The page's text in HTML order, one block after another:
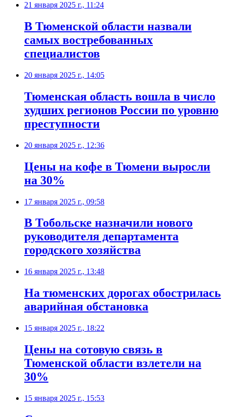
21 января 2025 г., 11:24
В Тюменской области назвали
самых востребованных
специалистов
20 января 2025 г., 14:05
Тюменская область вошла в число
худших регионов России по уровню
преступности
20 января 2025 г., 12:36
Цены на кофе в Тюмени выросли
на 30%
17 января 2025 г., 09:58
В Тобольске назначили нового
руководителя департамента
городского хозяйства
16 января 2025 г., 13:48
На тюменских дорогах обострилась
аварийная обстановка
15 января 2025 г., 18:22
Цены на сотовую связь в
Тюменской области взлетели на
30%
15 января 2025 г., 15:53